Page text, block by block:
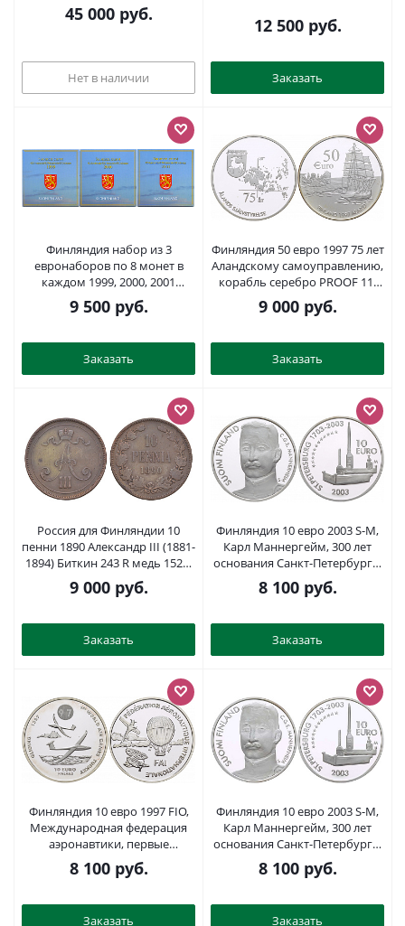
45 000руб.
Нет в наличии
12 500руб.
Заказать
Финляндия набор из 3
евронаборов по 8 монет в
каждом 1999, 2000, 2001
официальный набор в
оригинальном буклете UNC 7-
9 500руб.
Заказать
Финляндия 50 евро 1997 75 лет
Аландскому самоуправлению,
корабль серебро PROOF 11-
092-11
9 000руб.
Заказать
Россия для Финляндии 10
пенни 1890 Александр III (1881-
1894) Биткин 243 R медь 1520-
1035
9 000руб.
Заказать
Финляндия 10 евро 2003 S-M,
Карл Маннергейм, 300 лет
основания Санкт-Петербурга,
Петропавловская крепость
KM 112 серебро PROOF 05-091-
8 100руб.
Заказать
Финляндия 10 евро 1997 FIO,
Международная федерация
аэронавтики, первые
воздушные игры серебро
PROOF 11-152-24
8 100руб.
Заказать
Финляндия 10 евро 2003 S-M,
Карл Маннергейм, 300 лет
основания Санкт-Петербурга,
Петропавловская крепость
KM 112 серебро PROOF 1085-9-
8 100руб.
Заказать